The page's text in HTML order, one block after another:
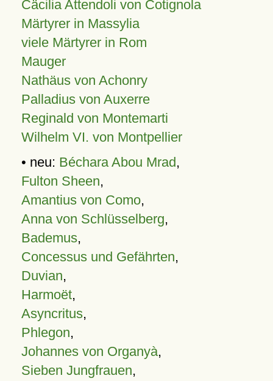
Cäcilia Attendoli von Cotignola
Märtyrer in Massylia
viele Märtyrer in Rom
Mauger
Nathäus von Achonry
Palladius von Auxerre
Reginald von Montemarti
Wilhelm VI. von Montpellier
• neu: Béchara Abou Mrad,
Fulton Sheen,
Amantius von Como,
Anna von Schlüsselberg,
Bademus,
Concessus und Gefährten,
Duvian,
Harmoët,
Asyncritus,
Phlegon,
Johannes von Organyà,
Sieben Jungfrauen,